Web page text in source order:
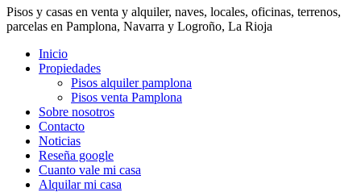
Pisos y casas en venta y alquiler, naves, locales, oficinas, terrenos,
parcelas en Pamplona, Navarra y Logroño, La Rioja
Inicio
Propiedades
Pisos alquiler pamplona
Pisos venta Pamplona
Sobre nosotros
Contacto
Noticias
Reseña google
Cuanto vale mi casa
Alquilar mi casa